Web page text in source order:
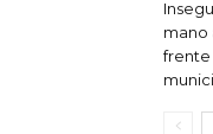
mano
frente